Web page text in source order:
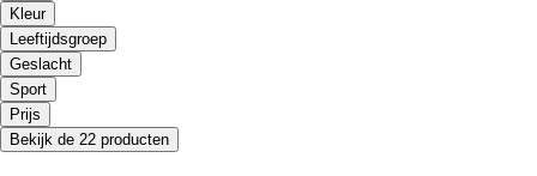
Kleur
Leeftijdsgroep
Geslacht
Sport
Prijs
Bekijk de 22 producten